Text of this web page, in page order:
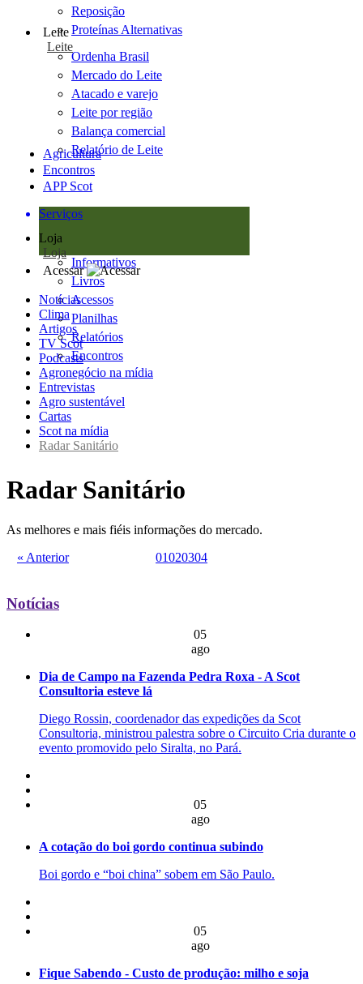
Reposição
Proteínas Alternativas
Leite
Leite
Ordenha Brasil
Mercado do Leite
Atacado e varejo
Leite por região
Balança comercial
Relatório de Leite
Agricultura
Encontros
APP Scot
Serviços
Loja
Loja
Informativos
Livros
Acessos
Planilhas
Relatórios
Encontros
Acessar
Notícias
Clima
Artigos
TV Scot
Podcasts
Agronegócio na mídia
Entrevistas
Agro sustentável
Cartas
Scot na mídia
Radar Sanitário
Radar Sanitário
As melhores e mais fiéis informações do mercado.
« Anterior
01020304
Notícias
05
ago
Dia de Campo na Fazenda Pedra Roxa - A Scot
Consultoria esteve lá
Diego Rossin, coordenador das expedições da Scot
Consultoria, ministrou palestra sobre o Circuito Cria durante o
evento promovido pelo Siralta, no Pará.
05
ago
A cotação do boi gordo continua subindo
Boi gordo e “boi china” sobem em São Paulo.
05
ago
Fique Sabendo - Custo de produção: milho e soja